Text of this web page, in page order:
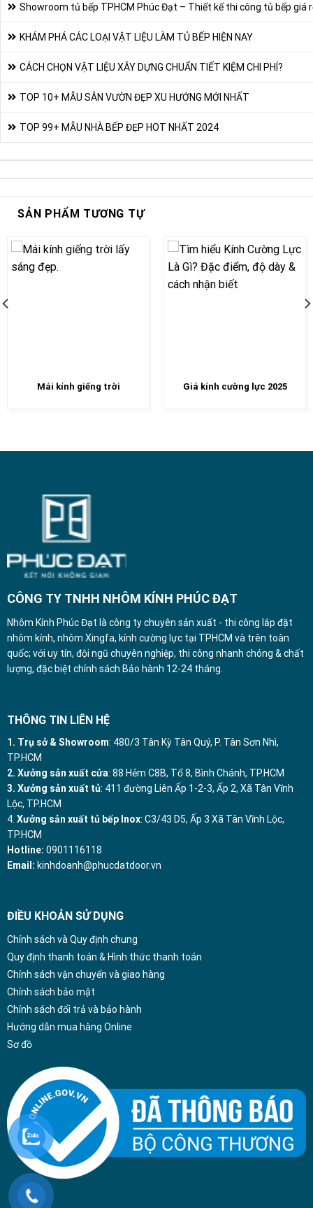
Showroom tủ bếp TPHCM Phúc Đạt – Thiết kế thi công tủ bếp giá
KHÁM PHÁ CÁC LOẠI VẬT LIỆU LÀM TỦ BẾP HIỆN NAY
CÁCH CHỌN VẬT LIỆU XÂY DỰNG CHUẨN TIẾT KIỆM CHI PHÍ?
TOP 10+ MẪU SÂN VƯỜN ĐẸP XU HƯỚNG MỚI NHẤT
TOP 99+ MẪU NHÀ BẾP ĐẸP HOT NHẤT 2024
SẢN PHẨM TƯƠNG TỰ
Mái kính giếng trời Giá kính cường lực 2025
CÔNG TY TNHH NHÔM KÍNH PHÚC ĐẠT
Nhôm Kính Phúc Đạt là công ty chuyên sản xuất - thi công lắp đặt
nhôm kính, nhôm Xingfa, kính cường lực tại TPHCM và trên toàn
quốc; với uy tín, đội ngũ chuyên nghiệp, thi công nhanh chóng & chất
lượng, đặc biệt chính sách Bảo hành 12-24 tháng.
THÔNG TIN LIÊN HỆ
1. Trụ sở & Showroom: 480/3 Tân Kỳ Tân Quý, P. Tân Sơn Nhì,
TP.HCM
2. Xưởng sản xuất cửa: 88 Hẻm C8B, Tổ 8, Bình Chánh, TP.HCM
3. Xưởng sản xuất tủ: 411 đường Liên Ấp 1-2-3, Ấp 2, Xã Tân Vĩnh
Lộc, TP.HCM
4. Xưởng sản xuất tủ bếp Inox: C3/43 D5, Ấp 3 Xã Tân Vĩnh Lộc,
TP.HCM
Hotline: 0901116118
Email: kinhdoanh@phucdatdoor.vn
ĐIỀU KHOẢN SỬ DỤNG
Chính sách và Quy định chung
Quy định thanh toán & Hình thức thanh toán
Chính sách vận chuyển và giao hàng
Chính sách bảo mật
Chính sách đổi trả và bảo hành
Hướng dẫn mua hàng Online
Sơ đồ